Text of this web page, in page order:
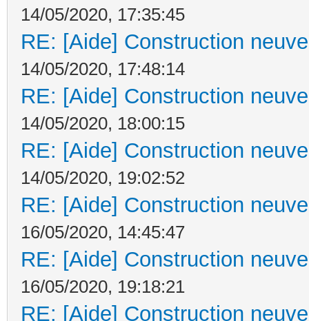
14/05/2020, 17:35:45
RE: [Aide] Construction
14/05/2020, 17:48:14
RE: [Aide] Construction
14/05/2020, 18:00:15
RE: [Aide] Construction
14/05/2020, 19:02:52
RE: [Aide] Construction
16/05/2020, 14:45:47
RE: [Aide] Construction
16/05/2020, 19:18:21
RE: [Aide] Construction